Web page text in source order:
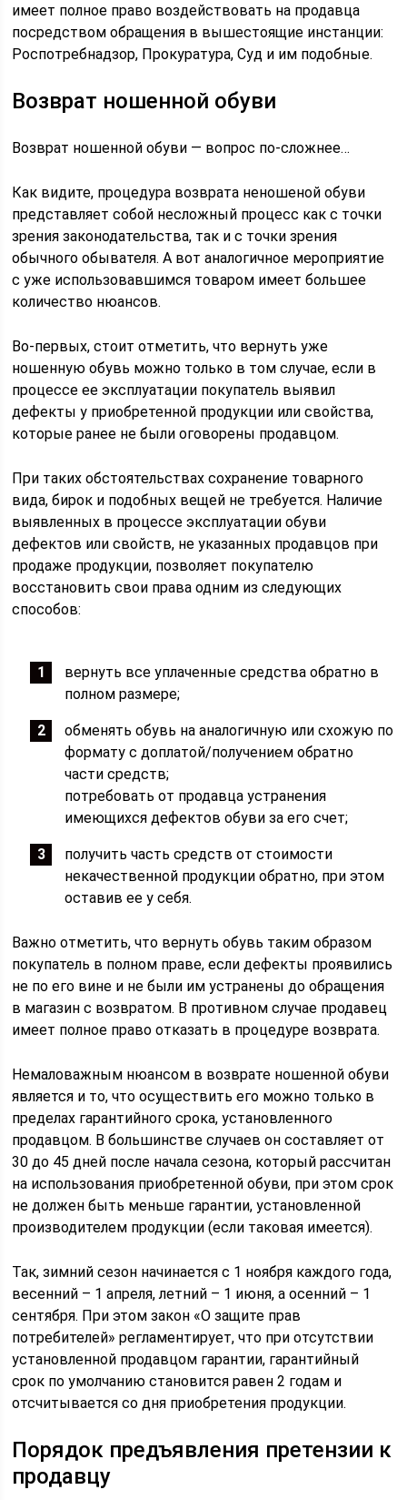
имеет полное право воздействовать на продавца
посредством обращения в вышестоящие инстанции:
Роспотребнадзор, Прокуратура, Суд и им подобные.
Возврат ношенной обуви
Возврат ношенной обуви — вопрос по-сложнее…
Как видите, процедура возврата неношеной обуви
представляет собой несложный процесс как с точки
зрения законодательства, так и с точки зрения
обычного обывателя. А вот аналогичное мероприятие
с уже использовавшимся товаром имеет большее
количество нюансов.
Во-первых, стоит отметить, что вернуть уже
ношенную обувь можно только в том случае, если в
процессе ее эксплуатации покупатель выявил
дефекты у приобретенной продукции или свойства,
которые ранее не были оговорены продавцом.
При таких обстоятельствах сохранение товарного
вида, бирок и подобных вещей не требуется. Наличие
выявленных в процессе эксплуатации обуви
дефектов или свойств, не указанных продавцов при
продаже продукции, позволяет покупателю
восстановить свои права одним из следующих
способов:
вернуть все уплаченные средства обратно в
полном размере;
обменять обувь на аналогичную или схожую по
формату с доплатой/получением обратно
части средств;
потребовать от продавца устранения
имеющихся дефектов обуви за его счет;
получить часть средств от стоимости
некачественной продукции обратно, при этом
оставив ее у себя.
Важно отметить, что вернуть обувь таким образом
покупатель в полном праве, если дефекты проявились
не по его вине и не были им устранены до обращения
в магазин с возвратом. В противном случае продавец
имеет полное право отказать в процедуре возврата.
Немаловажным нюансом в возврате ношенной обуви
является и то, что осуществить его можно только в
пределах гарантийного срока, установленного
продавцом. В большинстве случаев он составляет от
30 до 45 дней после начала сезона, который рассчитан
на использования приобретенной обуви, при этом срок
не должен быть меньше гарантии, установленной
производителем продукции (если таковая имеется).
Так, зимний сезон начинается с 1 ноября каждого года,
весенний – 1 апреля, летний – 1 июня, а осенний – 1
сентября. При этом закон «О защите прав
потребителей» регламентирует, что при отсутствии
установленной продавцом гарантии, гарантийный
срок по умолчанию становится равен 2 годам и
отсчитывается со дня приобретения продукции.
Порядок предъявления претензии к
продавцу